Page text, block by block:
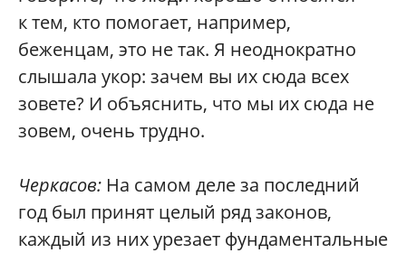
к тем, кто помогает, например,
беженцам, это не так. Я неоднократно
слышала укор: зачем вы их сюда всех
зовете? И объяснить, что мы их сюда не
зовем, очень трудно.
Черкасов: На самом деле за последний
год был принят целый ряд законов,
каждый из них урезает фундаментальные